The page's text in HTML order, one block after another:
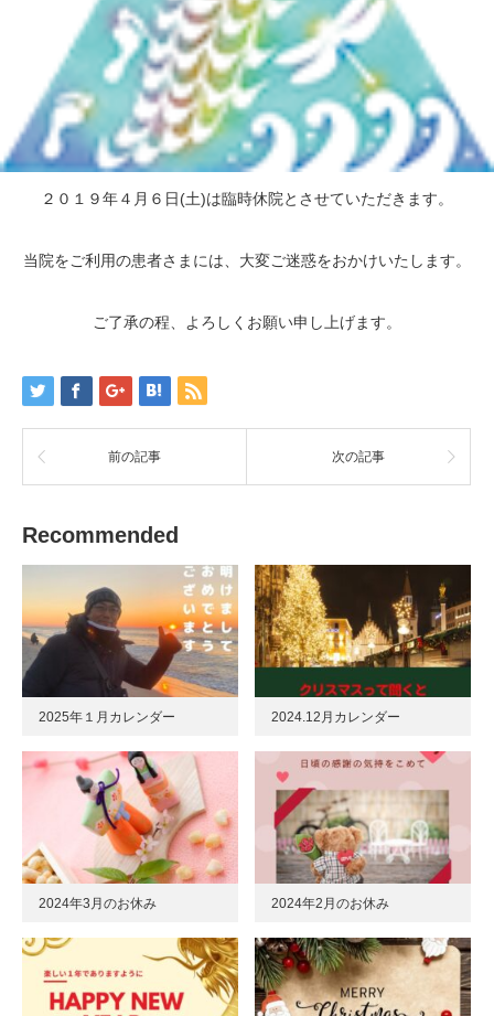
２０１９年４月６日(土)は臨時休院とさせていただきます。
当院をご利用の患者さまには、大変ご迷惑をおかけいたします。
ご了承の程、よろしくお願い申し上げます。
前の記事 次の記事
Recommended
2025年１月カレンダー 2024.12月カレンダー
2024年3月のお休み 2024年2月のお休み